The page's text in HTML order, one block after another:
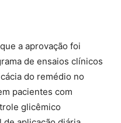
a aprovação foi
de ensaios clínicos
do remédio no
pacientes com
glicêmico